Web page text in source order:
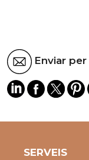
Enviar
SERVEIS